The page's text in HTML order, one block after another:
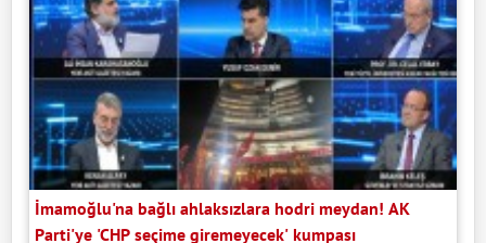
İmamoğlu'na bağlı ahlaksızlara hodri meydan! AK
Parti'ye 'CHP seçime giremeyecek' kumpası